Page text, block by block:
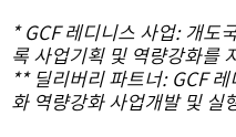
* GCF 레디니스 사업: 개도
록 사업기획 및 역량강화를
** 딜리버리 파트너: GCF
화 역량강화 사업개발 및 실